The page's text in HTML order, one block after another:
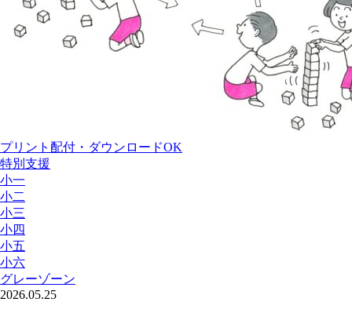
プリント配付・ダウンロードOK
特別支援
小一
小二
小三
小四
小五
小六
グレーゾーン
2026.05.25